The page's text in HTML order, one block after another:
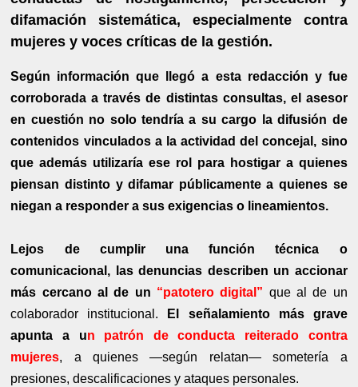
difamación sistemática, especialmente contra
mujeres y voces críticas de la gestión.
Según información que llegó a esta redacción y fue
corroborada a través de distintas consultas, el asesor
en cuestión no solo tendría a su cargo la difusión de
contenidos vinculados a la actividad del concejal, sino
que además utilizaría ese rol para hostigar a quienes
piensan distinto y difamar públicamente a quienes se
niegan a responder a sus exigencias o lineamientos.
Lejos de cumplir una función técnica o
comunicacional, las denuncias describen un accionar
más cercano al de un “patotero digital” que al de un
colaborador institucional.
El señalamiento más grave
apunta a un patrón de conducta reiterado contra
mujeres, a quienes —según relatan— sometería a
presiones, descalificaciones y ataques personales.